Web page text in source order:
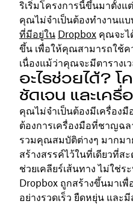
ริเริ่มโครงการนี้ขึ้นมาตั้งแ
คุณไม่จำเป็นต้องทำงานแบ
ที่มีอยู่ใน Dropbox คุณจะไ
ขึ้น เพื่อให้คุณสามารถใช้ค
เนื่องแม้ว่าคุณจะมีตาราง
อะไรช่วยได้? โ
ชัดเจน และเครื่
คุณไม่จำเป็นต้องมีเครื่อง
ต้องการเครื่องมือที่ชาญฉ
รวมคุณสมบัติต่างๆ มากมา
สร้างสรรค์ไว้ในที่เดียวที่ส
ช่วยเคลียร์เส้นทาง ไม่ใช่
Dropbox ถูกสร้างขึ้นมาเ
อย่างรวดเร็ว ยืดหยุ่น และ